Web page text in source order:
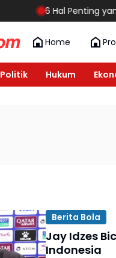
6 Hal Penting yang
Home
Politik Hukum
Berita Bola
Jay Idzes
Indonesia